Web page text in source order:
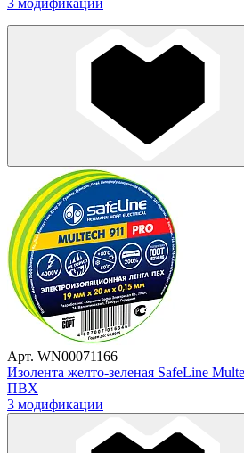
Арт. WN00071166
Изолента желто-зеленая SafeLine
ПВХ
3 модификации